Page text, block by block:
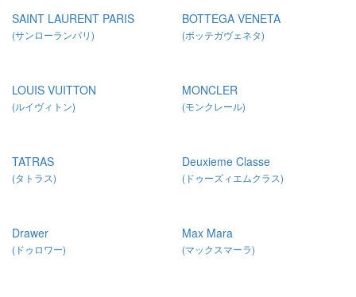
SAINT LAURENT PARIS
(サンローランパリ)
BOTTEGA VENETA
(ボッテガヴェネタ)
LOUIS VUITTON
(ルイヴィトン)
MONCLER
(モンクレール)
TATRAS
(タトラス)
Deuxieme Classe
(ドゥーズィエムクラス)
Drawer
(ドゥロワー)
Max Mara
(マックスマーラ)